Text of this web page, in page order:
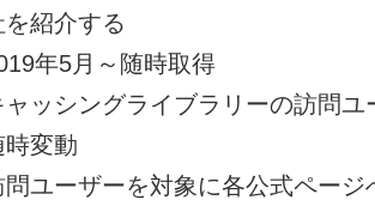
を紹介する
年5月～随時取得
ッシングライブラリーの訪問ユ
変動
ユーザーを対象に各公式ページ